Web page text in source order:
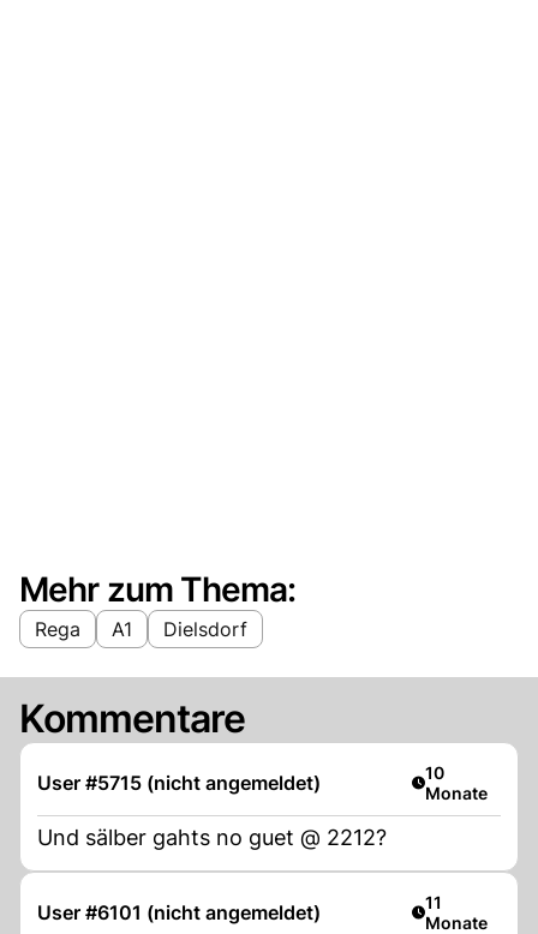
Mehr zum Thema:
Rega A1 Dielsdorf
Kommentare
User #5715 (nicht angemeldet) Artikel
10
Monate
Und sälber gahts no guet @ 2212?
User #6101 (nicht angemeldet) Artikel
11
Monate